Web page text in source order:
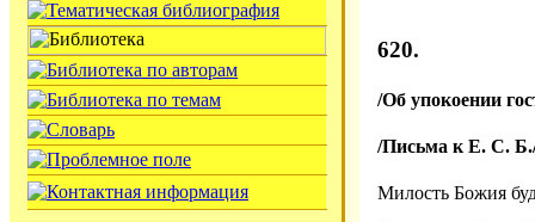
620.
/Об упокоении
/Письма к Е. С.
Милость Божия